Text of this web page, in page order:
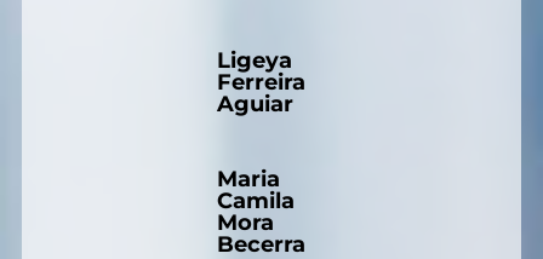
Ligeya
Ferreira
Aguiar
Maria
Camila
Mora
Becerra